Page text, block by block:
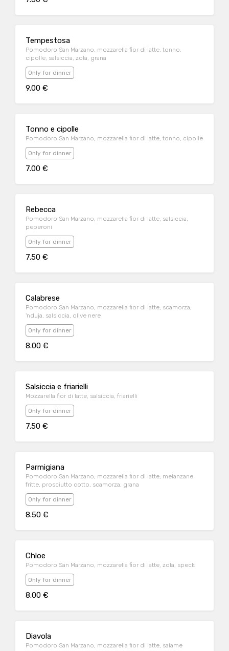
Tempestosa
Pomodoro San Marzano, mozzarella fior di latte, tonno,
cipolle, salsiccia, zola, grana
Only for dinner
9.00 €
Tonno e cipolle
Pomodoro San Marzano, mozzarella fior di latte, tonno, cipolle
Only for dinner
7.00 €
Rebecca
Pomodoro San Marzano, mozzarella fior di latte, salsiccia,
peperoni
Only for dinner
7.50 €
Calabrese
Pomodoro San Marzano, mozzarella fior di latte, scamorza,
'nduja, salsiccia, olive nere
Only for dinner
8.00 €
Salsiccia e friarielli
Mozzarella fior di latte, salsiccia, friarielli
Only for dinner
7.50 €
Parmigiana
Pomodoro San Marzano, mozzarella fior di latte, melanzane
fritte, prosciutto cotto, scamorza, grana
Only for dinner
8.50 €
Chloe
Pomodoro San Marzano, mozzarella fior di latte, zola, speck
Only for dinner
8.00 €
Diavola
Pomodoro San Marzano, mozzarella fior di latte, salame